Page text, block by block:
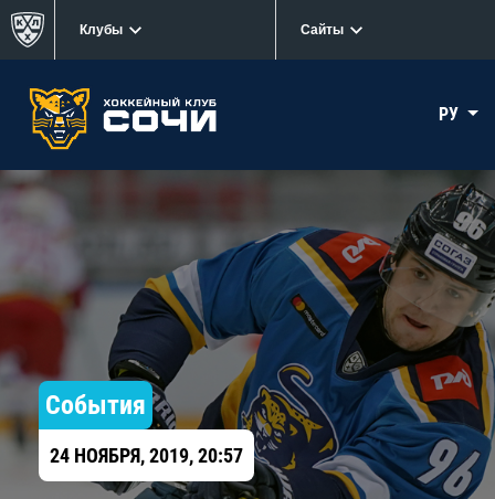
Клубы Сайты
РУ
События
24 НОЯБРЯ, 2019, 20:57